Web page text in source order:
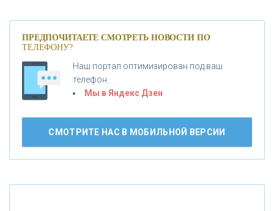
«МОСКОВСКИЙ КРЕДИТНЫЙ БАНК»
«БАНК ВОЗРОЖДЕНИЕ»
АО «КРЕДИТ ЕВРОПА БАНК»
Банки.ру обновил логотип впервые за 19 лет -
ПРЕДПОЧИТАЕТЕ СМОТРЕТЬ НОВОСТИ ПО
ТЕЛЕФОНУ?
Наш портал оптимизирован под ваш
телефон.
Мы в Яндекс Дзен
СМОТРИТЕ НАС В МОБИЛЬНОЙ ВЕРСИИ